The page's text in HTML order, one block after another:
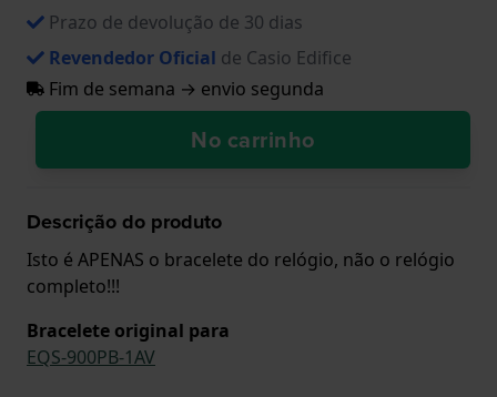
Prazo de devolução de 30 dias
Revendedor Oficial de Casio Edifice
Fim de semana → envio segunda
No carrinho
Descrição do produto
Isto é APENAS o bracelete do relógio, não o relógio
completo!!!
Bracelete original para
EQS-900PB-1AV